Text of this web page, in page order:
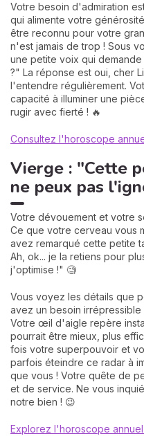
Votre besoin d'admiration
qui alimente votre
être reconnu pour votre
n'est jamais de trop ! Sous
une petite voix qui
?" La réponse est oui, cher
l'entendre régulièrement.
capacité à illuminer une
rugir avec fierté ! 🔥
Consultez l'horoscope
Vierge : "Cette
ne peux pas
Votre dévouement et votre
Ce que votre cerveau vous
avez remarqué cette petite
Ah, ok... je la retiens pour
j'optimise !" 🧐
Vous voyez les détails que
avez un besoin
Votre œil d'aigle repère
pourrait être mieux, plus
fois votre superpouvoir et
parfois éteindre ce radar à
que vous ! Votre quête de
et de service. Ne vous
notre bien ! 😉
Explorez l'horoscope